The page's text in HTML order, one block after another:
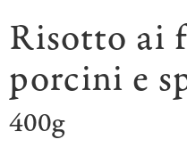
Risotto ai
porcini e
400g